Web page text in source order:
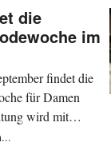
steht es auf der
die
im
findet die
für Damen
wird mit
für